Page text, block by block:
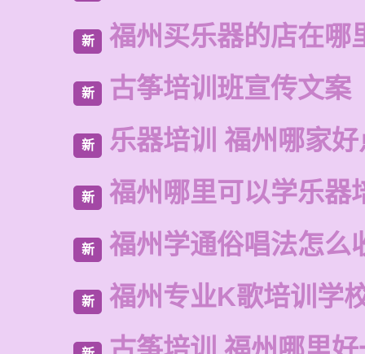
新 福州买乐器的店在哪
新 古筝培训班宣传文案
新 乐器培训 福州哪家
新 福州哪里可以学乐器
新 福州学通俗唱法怎么
新 福州专业K歌培训学